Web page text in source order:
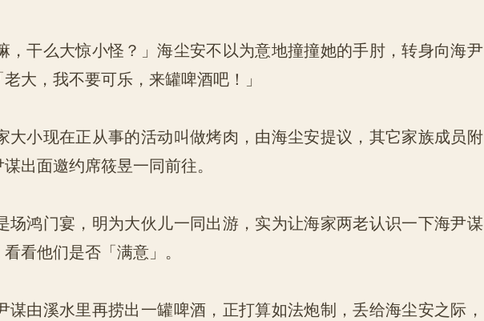
干么大惊小怪？」海尘安不以为意地撞撞她的手肘，转身向海尹
大，我不要可乐，来罐啤酒吧！」
小现在正从事的活动叫做烤肉，由海尘安提议，其它家族成员附
出面邀约席筱昱一同前往。
鸿门宴，明为大伙儿一同出游，实为让海家两老认识一下海尹谋
看他们是否「满意」。
由溪水里再捞出一罐啤酒，正打算如法炮制，丢给海尘安之际，